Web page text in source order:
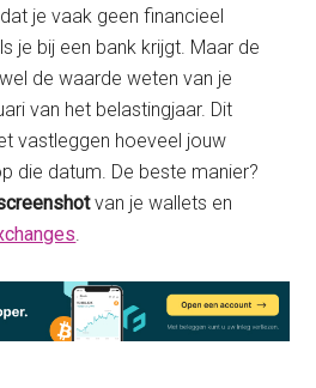
je vaak geen financieel
je bij een bank krijgt. Maar de
de waarde weten van je
van het belastingjaar. Dit
vastleggen hoeveel jouw
die datum. De beste manier?
van je wallets en
.